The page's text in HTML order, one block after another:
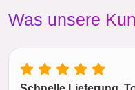
Was unsere